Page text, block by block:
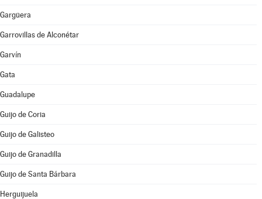
Gargüera
Garrovillas de Alconétar
Garvín
Gata
Guadalupe
Guijo de Coria
Guijo de Galisteo
Guijo de Granadilla
Guijo de Santa Bárbara
Herguijuela